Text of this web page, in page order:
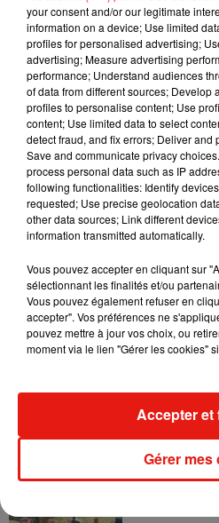
Musique
7 août 2026
Julien Lieb
dans son
7 août 2026
Madonna
your consent and/or our legitimate
information on a device; Use limited
profiles for personalised advertising;
advertising; Measure advertising
performance; Understand audiences
of data from different sources; Develop
profiles to personalise content; Use
content; Use limited data to select
detect fraud, and fix errors; Deliver
Save and communicate privacy
process personal data such as IP
following functionalities: Identify
requested; Use precise geolocation
other data sources; Link different
information transmitted automatically.
Vous pouvez accepter en cliquant sur
sélectionnant les finalités et/ou
Vous pouvez également refuser en
accepter". Vos préférences ne
pouvez mettre à jour vos choix, ou
moment via le lien "Gérer les cookies"
Gérer mes
Accepter et